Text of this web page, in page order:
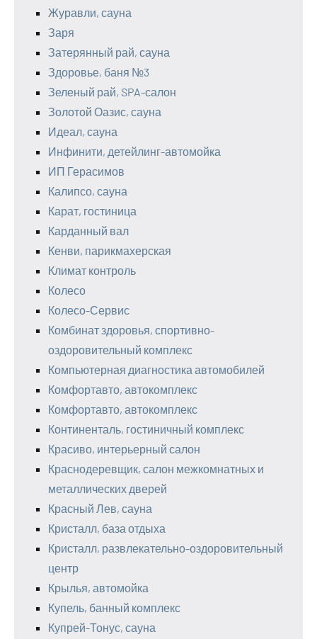
Журавли, сауна
Заря
Затерянный рай, сауна
Здоровье, баня №3
Зеленый рай, SPA-салон
Золотой Оазис, сауна
Идеал, сауна
Инфинити, детейлинг-автомойка
ИП Герасимов
Калипсо, сауна
Карат, гостиница
Карданный вал
Кенви, парикмахерская
Климат контроль
Колесо
Колесо-Сервис
Комбинат здоровья, спортивно-
оздоровительный комплекс
Компьютерная диагностика автомобилей
Комфортавто, автокомплекс
Комфортавто, автокомплекс
Континенталь, гостиничный комплекс
Красиво, интерьерный салон
Краснодеревщик, салон межкомнатных и
металлических дверей
Красный Лев, сауна
Кристалл, база отдыха
Кристалл, развлекательно-оздоровительный
центр
Крылья, автомойка
Купель, банный комплекс
Купрей-Тонус, сауна